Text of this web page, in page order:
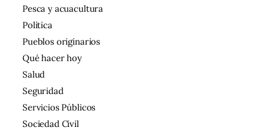
Pesca y acuacultura
Política
Pueblos originarios
Qué hacer hoy
Salud
Seguridad
Servicios Públicos
Sociedad Civil